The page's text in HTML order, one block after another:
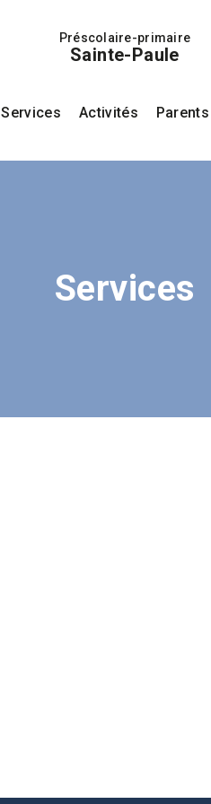
Préscolaire-primaire
Sainte-Paule
Services Activités Parents
Services